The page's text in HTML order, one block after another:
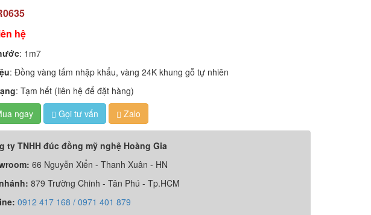
hệ
: 1m7
: Đồng vàng tấm nhập khẩu, vàng 24K khung gỗ tự nhiên
: Tạm hết (liên hệ để đặt hàng)
ngay Gọi tư vấn Zalo
ty TNHH đúc đồng mỹ nghệ Hoàng Gia
66 Nguyễn Xiển - Thanh Xuân - HN
879 Trường Chinh - Tân Phú - Tp.HCM
0912 417 168 / 0971 401 879